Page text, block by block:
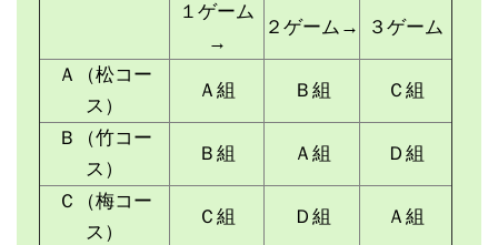
１ゲーム
→
２ゲーム→ ３ゲーム
Ａ（松コー
ス）
Ａ組 Ｂ組 Ｃ組
Ｂ（竹コー
ス）
Ｂ組 Ａ組 Ｄ組
Ｃ（梅コー
ス）
Ｃ組 Ｄ組 Ａ組